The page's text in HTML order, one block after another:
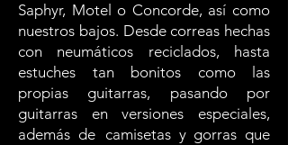
Saphyr, Motel o Concorde, así como
nuestros bajos. Desde correas hechas
con neumáticos reciclados, hasta
estuches tan bonitos como las
propias guitarras, pasando por
guitarras en versiones especiales,
además de
camisetas y gorras que